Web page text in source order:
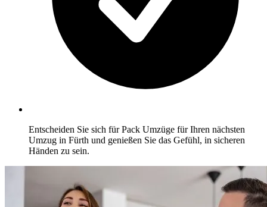
Entscheiden Sie sich für Pack Umzüge für Ihren nächsten
Umzug in Fürth und genießen Sie das Gefühl, in sicheren
Händen zu sein.